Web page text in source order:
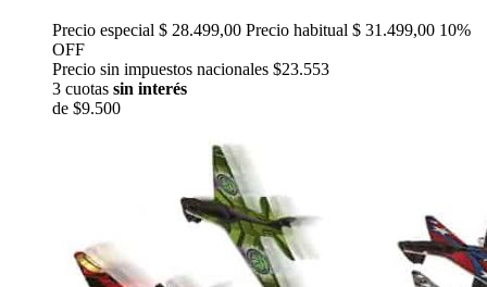
Precio especial $ 28.499,00 Precio habitual $ 31.499,00 10%
OFF
Precio sin impuestos nacionales $23.553
3 cuotas sin interés
de $9.500